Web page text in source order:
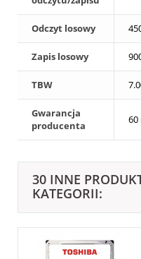
Odczyt losowy
Zapis losowy
TBW
Gwarancja
producenta
60
30 INNE
KATEGORII: